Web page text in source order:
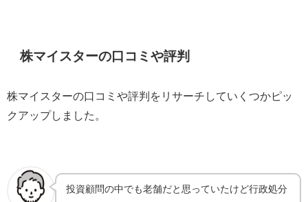
株マイスターの口コミや評判
株マイスターの口コミや評判をリサーチしていくつかピッ
クアップしました。
投資顧問の中でも老舗だと思っていたけど行政処分